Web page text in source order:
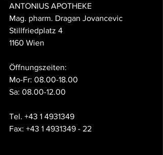
ANTONIUS APOTHEKE
Mag. pharm. Dragan Jovancevic
Stillfriedplatz 4
1160 Wien
Öffnungszeiten:
Mo-Fr: 08.00-18.00
Sa: 08.00-12.00
Tel. +43 1 4931349
Fax: +43 1 4931349 - 22